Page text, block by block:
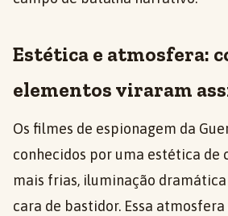
Estética e atmosfera:
elementos viraram
Os filmes de espionagem da
conhecidos por uma estética de
mais frias, iluminação
cara de bastidor. Essa